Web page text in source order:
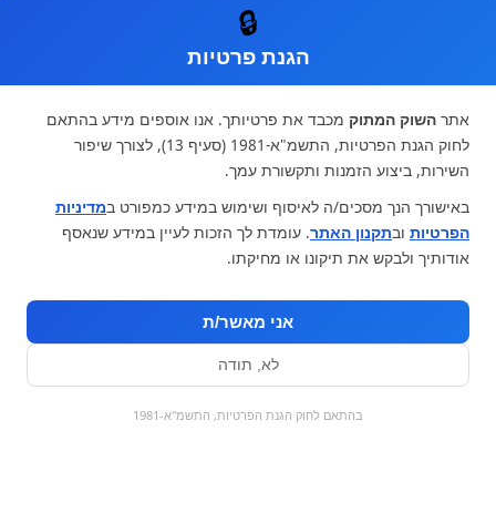
כל המוצרים
0
הקניות שלי מבצעים
🔒
הגנת פרטיות
אתר השוק המתוק מכבד את פרטיותך. אנו אוספים מידע בהתאם
לחוק הגנת הפרטיות, התשמ"א-1981 (סעיף 13), לצורך שיפור
השירות, ביצוע הזמנות ותקשורת עמך.
באישורך הנך מסכים/ה לאיסוף ושימוש במידע כמפורט במדיניות
הפרטיות ובתקנון האתר. עומדת לך הזכות לעיין במידע שנאסף
אודותיך ולבקש את תיקונו או מחיקתו.
אני מאשר/ת
לא, תודה
בהתאם לחוק הגנת הפרטיות, התשמ"א-1981